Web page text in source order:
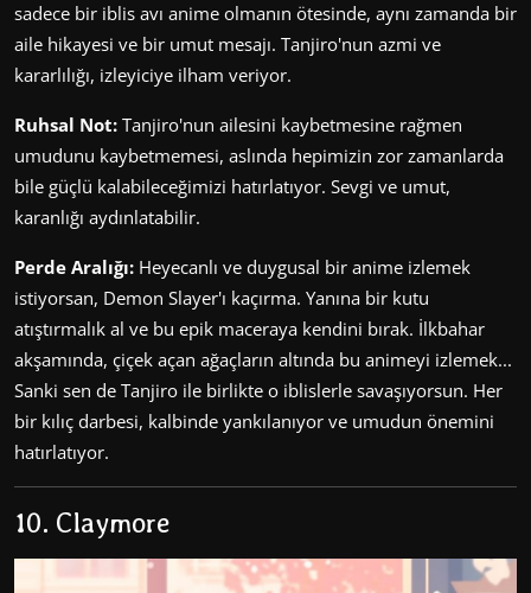
sadece bir iblis avı anime olmanın ötesinde, aynı zamanda bir
aile hikayesi ve bir umut mesajı. Tanjiro'nun azmi ve
kararlılığı, izleyiciye ilham veriyor.
Ruhsal Not: Tanjiro'nun ailesini kaybetmesine rağmen
umudunu kaybetmemesi, aslında hepimizin zor zamanlarda
bile güçlü kalabileceğimizi hatırlatıyor. Sevgi ve umut,
karanlığı aydınlatabilir.
Perde Aralığı: Heyecanlı ve duygusal bir anime izlemek
istiyorsan, Demon Slayer'ı kaçırma. Yanına bir kutu
atıştırmalık al ve bu epik maceraya kendini bırak. İlkbahar
akşamında, çiçek açan ağaçların altında bu animeyi izlemek...
Sanki sen de Tanjiro ile birlikte o iblislerle savaşıyorsun. Her
bir kılıç darbesi, kalbinde yankılanıyor ve umudun önemini
hatırlatıyor.
10. Claymore